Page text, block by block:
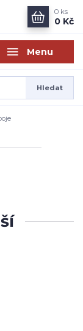
Menu
Hledat
0 ks
0 Kč